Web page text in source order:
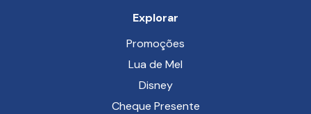
Explorar
Promoções
Lua de Mel
Disney
Cheque Presente